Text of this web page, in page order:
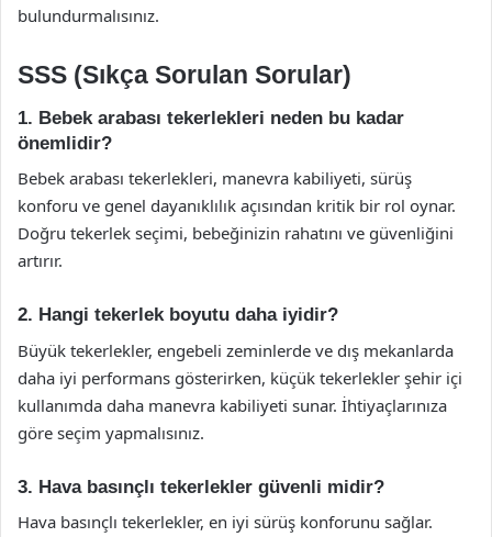
bulundurmalısınız.
SSS (Sıkça Sorulan Sorular)
1. Bebek arabası tekerlekleri neden bu kadar
önemlidir?
Bebek arabası tekerlekleri, manevra kabiliyeti, sürüş
konforu ve genel dayanıklılık açısından kritik bir rol oynar.
Doğru tekerlek seçimi, bebeğinizin rahatını ve güvenliğini
artırır.
2. Hangi tekerlek boyutu daha iyidir?
Büyük tekerlekler, engebeli zeminlerde ve dış mekanlarda
daha iyi performans gösterirken, küçük tekerlekler şehir içi
kullanımda daha manevra kabiliyeti sunar. İhtiyaçlarınıza
göre seçim yapmalısınız.
3. Hava basınçlı tekerlekler güvenli midir?
Hava basınçlı tekerlekler, en iyi sürüş konforunu sağlar.